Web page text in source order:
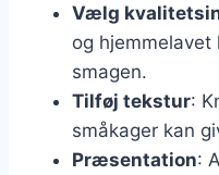
Vælg
og hjemmelavet
smagen.
Tilføj tekstur:
småkager kan
Præsentation: